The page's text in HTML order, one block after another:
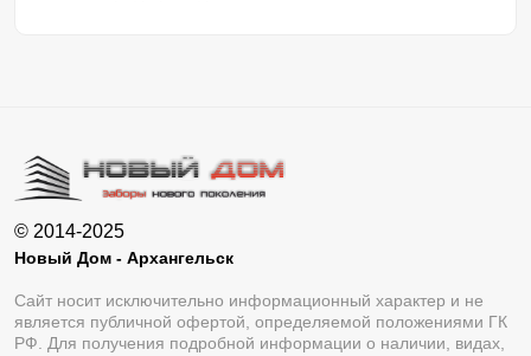
© 2014-2025
Новый Дом - Архангельск
Сайт носит исключительно информационный характер и не
является публичной офертой, определяемой положениями ГК
РФ. Для получения подробной информации о наличии, видах,